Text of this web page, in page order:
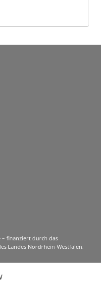
– finanziert durch das
Landes Nordrhein-Westfalen.